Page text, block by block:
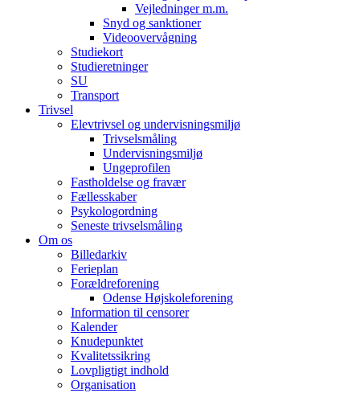
Vejledninger m.m.
Snyd og sanktioner
Videoovervågning
Studiekort
Studieretninger
SU
Transport
Trivsel
Elevtrivsel og undervisningsmiljø
Trivselsmåling
Undervisningsmiljø
Ungeprofilen
Fastholdelse og fravær
Fællesskaber
Psykologordning
Seneste trivselsmåling
Om os
Billedarkiv
Ferieplan
Forældreforening
Odense Højskoleforening
Information til censorer
Kalender
Knudepunktet
Kvalitetssikring
Lovpligtigt indhold
Organisation